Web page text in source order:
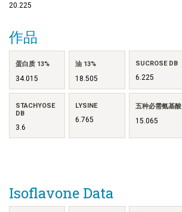
20.225
作品
蛋白质 13%
34.015
油 13%
18.505
SUCROSE DB
6.225
STACHYOSE
DB
3.6
LYSINE
6.765
五种必需氨基酸
15.065
Isoflavone Data